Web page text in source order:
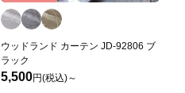
ウッドランド カーテン JD-92806 ブ
ラック
5,500円(税込)～